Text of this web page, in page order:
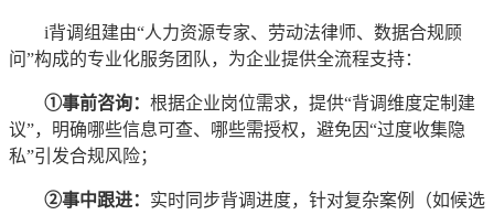
i背调组建由“人力资源专家、劳动法律师、数据合规顾
问”构成的专业化服务团队，为企业提供全流程支持：
①事前咨询： 根据企业岗位需求，提供“背调维度定制建
议”，明确哪些信息可查、哪些需授权，避免因“过度收集隐
私”引发合规风险；
②事中跟进： 实时同步背调进度，针对复杂案例（如候选